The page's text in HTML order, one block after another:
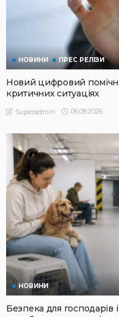
НОВИНИ ПРЕС РЕЛІЗИ
Новий цифровий
критичних ситуаціях
Superadmin 06.08.2026
НОВИНИ
Безпека для господарів